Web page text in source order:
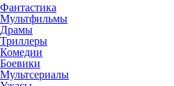
Фантастика
Мультфильмы
Драмы
Триллеры
Комедии
Боевики
Мультсериалы